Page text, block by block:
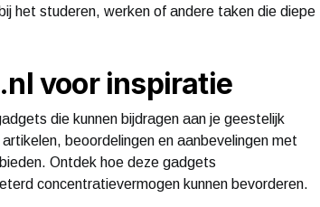
het studeren, werken of andere taken die diepe
voor inspiratie
die kunnen bijdragen aan je geestelijk
beoordelingen en aanbevelingen met
Ontdek hoe deze gadgets
concentratievermogen kunnen bevorderen.